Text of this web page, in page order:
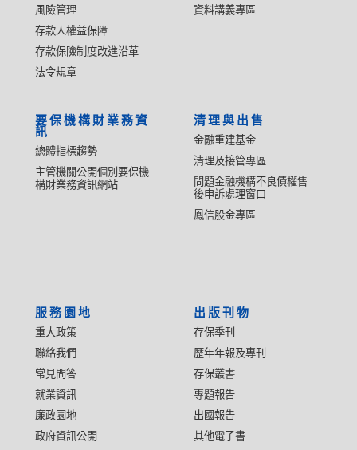
風險管理
存款人權益保障
存款保險制度改進沿革
法令規章
資料講義專區
要保機構財業務資
訊
總體指標趨勢
主管機關公開個別要保機
構財業務資訊網站
清理與出售
金融重建基金
清理及接管專區
問題金融機構不良債權售
後申訴處理窗口
鳳信股金專區
服務園地
重大政策
聯絡我們
常見問答
就業資訊
廉政園地
政府資訊公開
出版刊物
存保季刊
歷年年報及專刊
存保叢書
專題報告
出國報告
其他電子書